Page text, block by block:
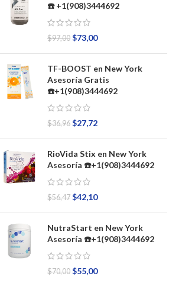
☎️ +1(908)3444692
$97,00 $73,00
TF-BOOST en New York
Asesoría Gratis
☎️+1(908)3444692
$36,96 $27,72
RioVida Stix en New York
Asesoría ☎️+1(908)3444692
$56,47 $42,10
NutraStart en New York
Asesoría ☎️+1(908)3444692
$70,00 $55,00